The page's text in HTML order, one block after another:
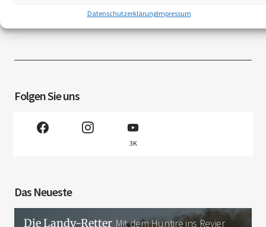
DatenschutzerklärungImpressum
Wildzählung aus der Luft
Folgen Sie uns
3K
Das Neueste
Die Landy-Retter Mit dem Huntire ins Revier